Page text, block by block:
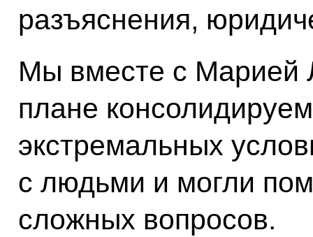
разъяснения,
Мы вместе с Марией
плане
экстремальных
с людьми и могли
сложных вопросов.